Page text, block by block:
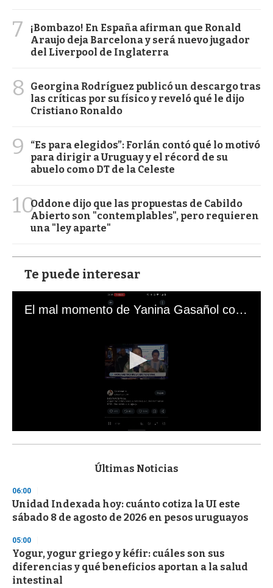
7
¡Bombazo! En España afirman que Ronald
Araujo deja Barcelona y será nuevo jugador
del Liverpool de Inglaterra
8
Georgina Rodríguez publicó un descargo tras
las críticas por su físico y reveló qué le dijo
Cristiano Ronaldo
9
“Es para elegidos”: Forlán contó qué lo motivó
para dirigir a Uruguay y el récord de su
abuelo como DT de la Celeste
10Oddone dijo que las propuestas de Cabildo
Abierto son "contemplables", pero requieren
una "ley aparte"
Te puede interesar
El mal momento de Yanina Gasañol con un hincha argentino en "Subrayado"
s
d
s
o
f
3
s
e
c
o
Últimas Noticias
06:00
Unidad Indexada hoy: cuánto cotiza la UI este
sábado 8 de agosto de 2026 en pesos uruguayos
05:00
Yogur, yogur griego y kéfir: cuáles son sus
diferencias y qué beneficios aportan a la salud
intestinal